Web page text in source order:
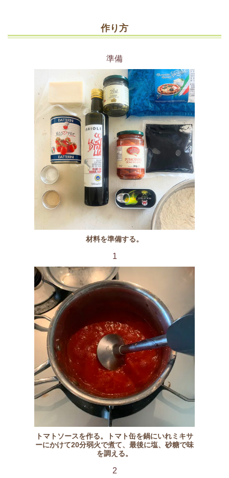
作り方
準備
材料を準備する。
1
トマトソースを作る。トマト缶を鍋にいれミキサ
ーにかけて20分弱火で煮て、最後に塩、砂糖で味
を調える。
2